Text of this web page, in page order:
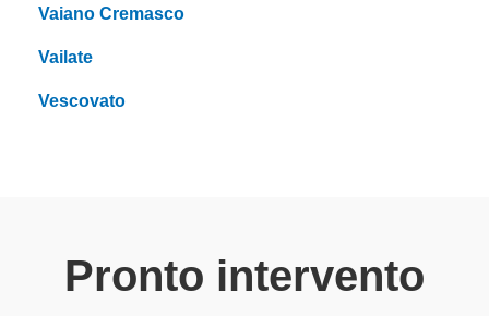
Vaiano Cremasco
Vailate
Vescovato
Pronto intervento